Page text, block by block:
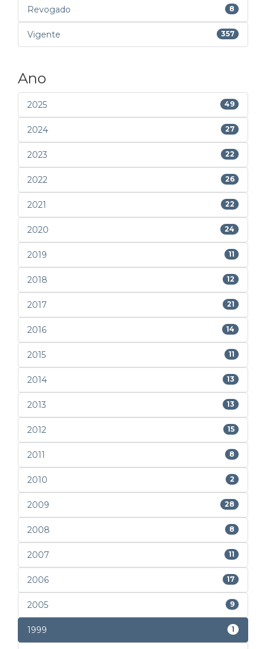
Revogado 8
Vigente 357
Ano
2025 49
2024 27
2023 22
2022 26
2021 22
2020 24
2019 11
2018 12
2017 21
2016 14
2015 11
2014 13
2013 13
2012 15
2011 8
2010 2
2009 28
2008 8
2007 11
2006 17
2005 9
1999 1